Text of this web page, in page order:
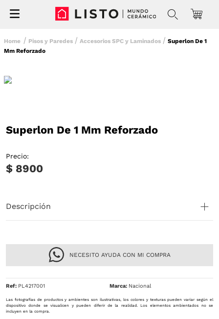
Pisos y Paredes Accesorios SPC y Laminados
Superlon De 1
Mm Reforzado
Superlon De 1 Mm Reforzado
Precio:
$ 8900
Descripción
NECESITO AYUDA CON MI COMPRA
Ref: PL4217001 Nacional
Las fotografías de productos y ambientes son ilustrativas, los colores y texturas pueden variar según el
dispositivo donde se visualicen y pueden diferir de la realidad. Los elementos ambientados no se
incluyen en la compra.